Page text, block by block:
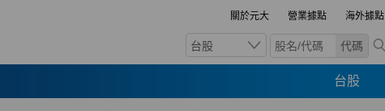
關於元大 營業據點 海外據點
台股 代碼
台股